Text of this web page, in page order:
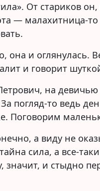
От стариков
— малахитница-
она и оглянулась.
и говорит
на девичью
погляд-то ведь
Поговорим
а виду не
сила, а все-
значит, и стыдно